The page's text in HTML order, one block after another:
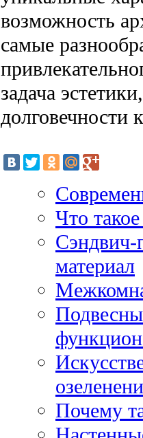
возможность
самые
задача
долговечности
Что
Сэндвич-
материал
Почему